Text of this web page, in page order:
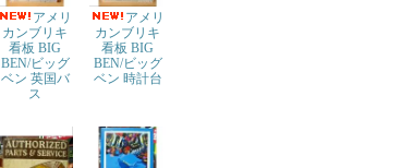
アメリ
カンブリキ
看板 BIG
BEN/ビッグ
ベン 英国バ
ス
アメリ
カンブリキ
看板 BIG
BEN/ビッグ
ベン 時計台